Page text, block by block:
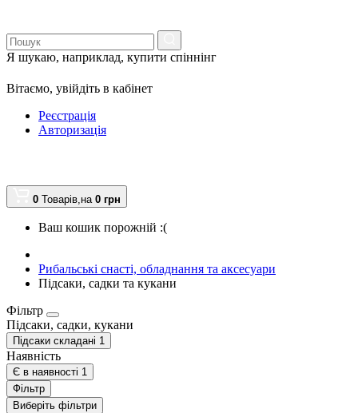
Я шукаю, наприклад, купити спіннінг
Вітаємо, увійдіть в кабінет
Реєстрація
Авторизація
0 Товарів,на 0 грн
Ваш кошик порожній :(
Рибальські снасті, обладнання та аксесуари
Підсаки, садки та кукани
Фільтр
Підсаки, садки, кукани
Підсаки складані 1
Наявність
Є в наявності 1
Фільтр
Виберіть фільтри